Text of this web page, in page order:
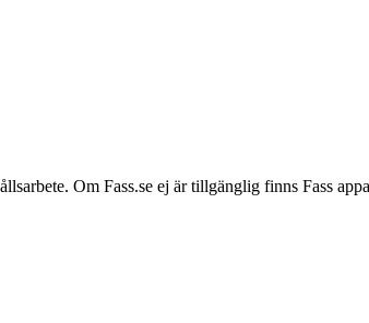
Om Fass.se ej är tillgänglig finns Fass